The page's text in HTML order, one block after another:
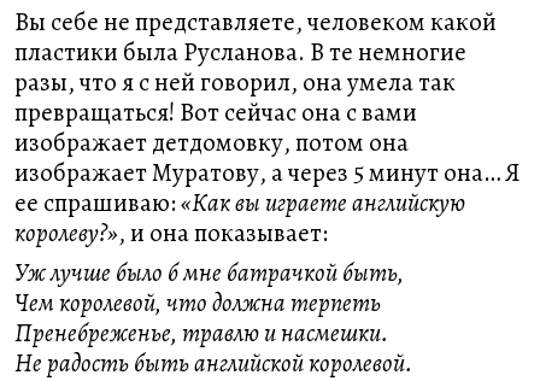
Вы себе не представляете, человеком какой
пластики была Русланова. В те немногие
разы, что я с ней говорил, она умела так
превращаться! Вот сейчас она с вами
изображает детдомовку, потом она
изображает Муратову, а через 5 минут она… Я
ее спрашиваю:«Как вы играете английскую
королеву?», и она показывает:
Уж лучше было б мне батрачкой быть,
Чем королевой, что должна терпеть
Пренебреженье, травлю и насмешки.
Не радость быть английской королевой.